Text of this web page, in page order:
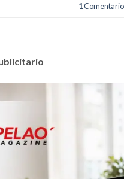
1Comentario